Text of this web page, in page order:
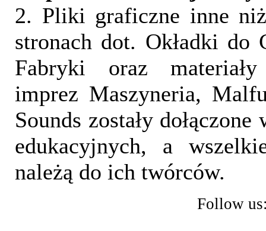
2. Pliki graficzne inne
stronach dot. Okładki do
Fabryki oraz
imprez Maszyneria,
Sounds zostały
edukacyjnych, a
należą do ich twórców.
Follow